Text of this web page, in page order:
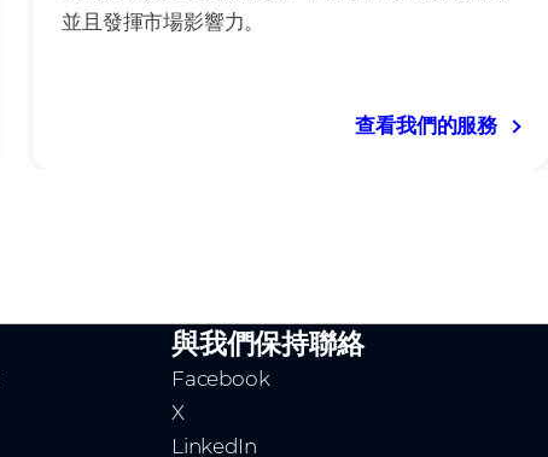
並且發揮市場影響力。
查看我們的服務
與我們保持聯絡
Facebook
X
LinkedIn